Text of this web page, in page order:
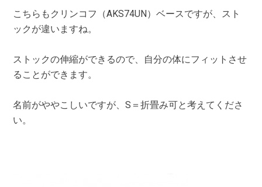
こちらもクリンコフ（AKS74UN）ベースですが、スト
ックが違いますね。
ストックの伸縮ができるので、自分の体にフィットさせ
ることができます。
名前がややこしいですが、S＝折畳み可と考えてくださ
い。